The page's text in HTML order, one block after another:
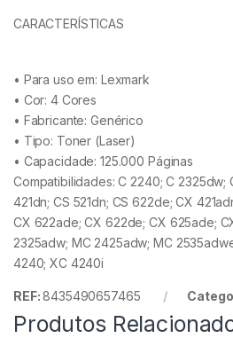
CARACTERÍSTICAS
• Para uso em: Lexmark
• Cor:4 Cores
• Fabricante:Genérico
• Tipo: Toner (Laser)
• Capacidade:125.000 Páginas
Compatibilidades: C 2240; C 2325dw;
421dn; CS 521dn; CS 622de; CX
CX 622ade; CX 622de; CX 625ade;
2325adw; MC 2425adw; MC
4240; XC 4240i
REF:8435490657465
Produtos